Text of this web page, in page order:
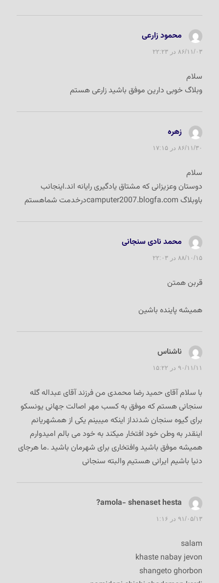
محمود زارعی
۸۶/۱۱/۰۳ در ۲۲:۲۳
سلام
وبلاگ خوبی دارین موفق باشید زارعی هستم
زهره
۸۶/۱۱/۳۰ در ۱۷:۱۵
سلام
دوستان وعزیزانی که مشتاق یادگیری رایانه اند.اینجانب
باوبلاگ camputer2007.blogfa.comدرخدمت شماهستم
محمد نادی سنجانی
۸۸/۱۰/۱۵ در ۲۲:۰۳
قربن همتن
همیشه پاینده باشین
ناشناس
۹۰/۱۱/۱۱ در ۱۵:۲۲
با سلام آقای حمید رضا محمدی من فرزند آقای عبداله گله
سنجانی هستم که موفق به کسب مهر اصالت جهانی یونسکو
برای گیوه سنجان شدنداز اینکه میبینم یکی از همشهریانم
اینقدر به وطن خود افتخار میکند به خود می بالم امیدوارم
همیشه موفق باشید وافتخاری برای شهرمان باشید .ما هرجای
دنیا باشیم ایرانی هستیم والبته سنجانی
amola- shenaset hesta?
۹۱/۰۵/۱۳ در ۱:۱۶
salam
khaste nabay jevon
shangeto ghorbon